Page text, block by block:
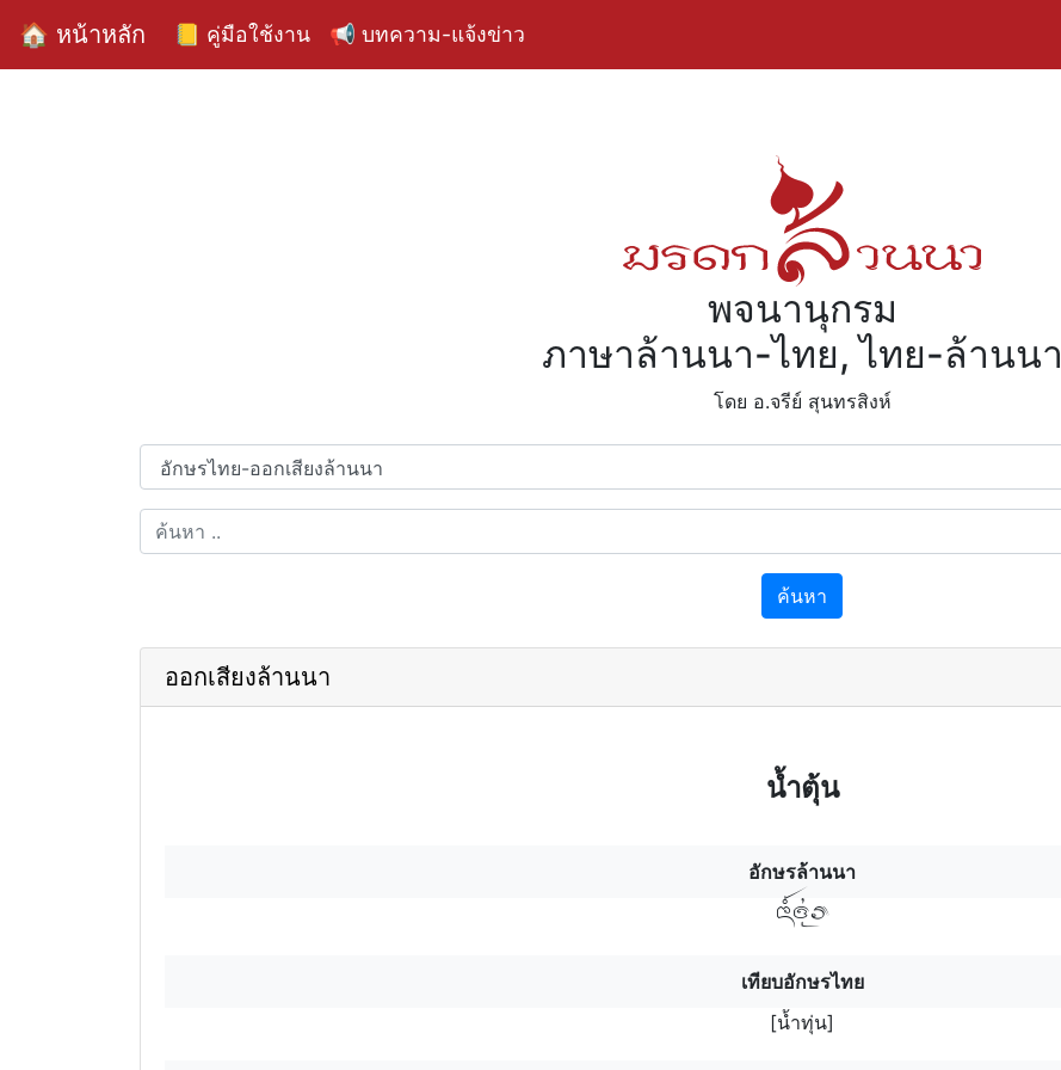
🏠 หน้าหลัก 📒 คู่มือใช้งาน 📢 บทความ-แจ้งข่าว
พจนานุกรม
ภาษาล้านนา-ไทย, ไทย-ล้านนา
โดย อ.จรีย์​ สุนทรสิงห์
ค้นหา
ออกเสียงล้านนา
น้ำตุ้น
อักษรล้านนา
นาฯฯฯทุ่ร
เทียบอักษรไทย
[น้ำทุ่น]